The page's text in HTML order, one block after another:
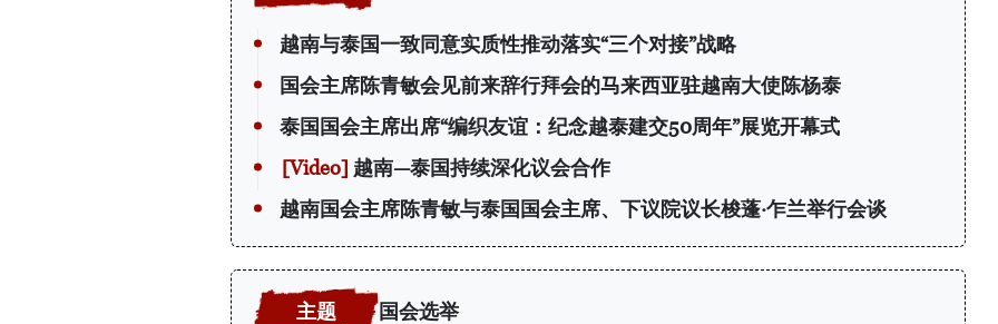
越南与泰国一致同意实质性推动落实“三个对接”战略
国会主席陈青敏会见前来辞行拜会的马来西亚驻越南大使陈杨泰
泰国国会主席出席“编织友谊：纪念越泰建交50周年”展览开幕式
越南—泰国持续深化议会合作
越南国会主席陈青敏与泰国国会主席、下议院议长梭蓬·乍兰举行会谈
国会选举